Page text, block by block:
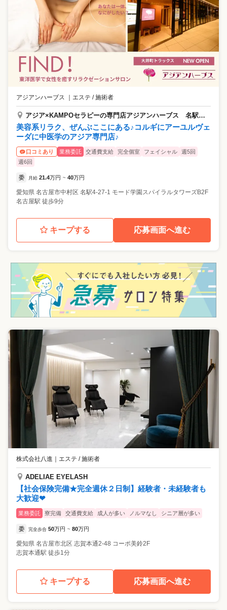
アジアンハーブス エステ / 施術者
アジア×KAMPOセラピーの専門店アジアンハーブス 名駅スパイラルタワー店
美容系リラク、ぜんぶここにある♪コルギにアーユルヴェ
ーダに中医学のアジア専門店♪
口コミあり 業務委託 交通費支給 完全個室 フェイシャル
週5回
週6回
委 月給 21.4万円 ~ 40万円
愛知県 名古屋市中村区 名駅4-27-1 モード学園スパイラルタワーズB2F
名古屋駅 徒歩9分
キープする 応募画面へ進む
株式会社八進 エステ / 施術者
ADELIAE EYELASH
【社会保険完備★完全週休２日制】経験者・未経験者も
大歓迎❤
業務委託 寮完備 交通費支給 成人が多い ノルマなし シニア層が多い
委 完全歩合 50万円 ~ 80万円
愛知県 名古屋市北区 志賀本通2-48 コーポ美鈴2F
志賀本通駅 徒歩1分
キープする 応募画面へ進む